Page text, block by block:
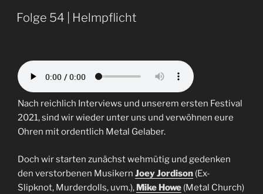
|
Festivals
Folge 54 | Helmpflicht
Nach reichlich Interviews und unserem ersten Festival
2021, sind wir wieder unter uns und verwöhnen eure
Ohren mit ordentlich Metal Gelaber.
Doch wir starten zunächst wehmütig und gedenken
den verstorbenen Musikern Joey Jordison (Ex-
Slipknot, Murderdolls, uvm.), Mike Howe (Metal Church)